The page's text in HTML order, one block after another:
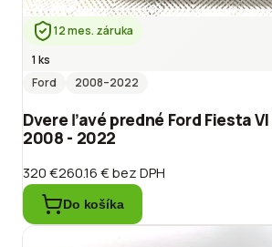
12 mes. záruka
1 ks
Ford
2008–2022
Dvere ľavé predné Ford Fiesta
2008 - 2022
320 €260.16 €bez DPH
Do košíka